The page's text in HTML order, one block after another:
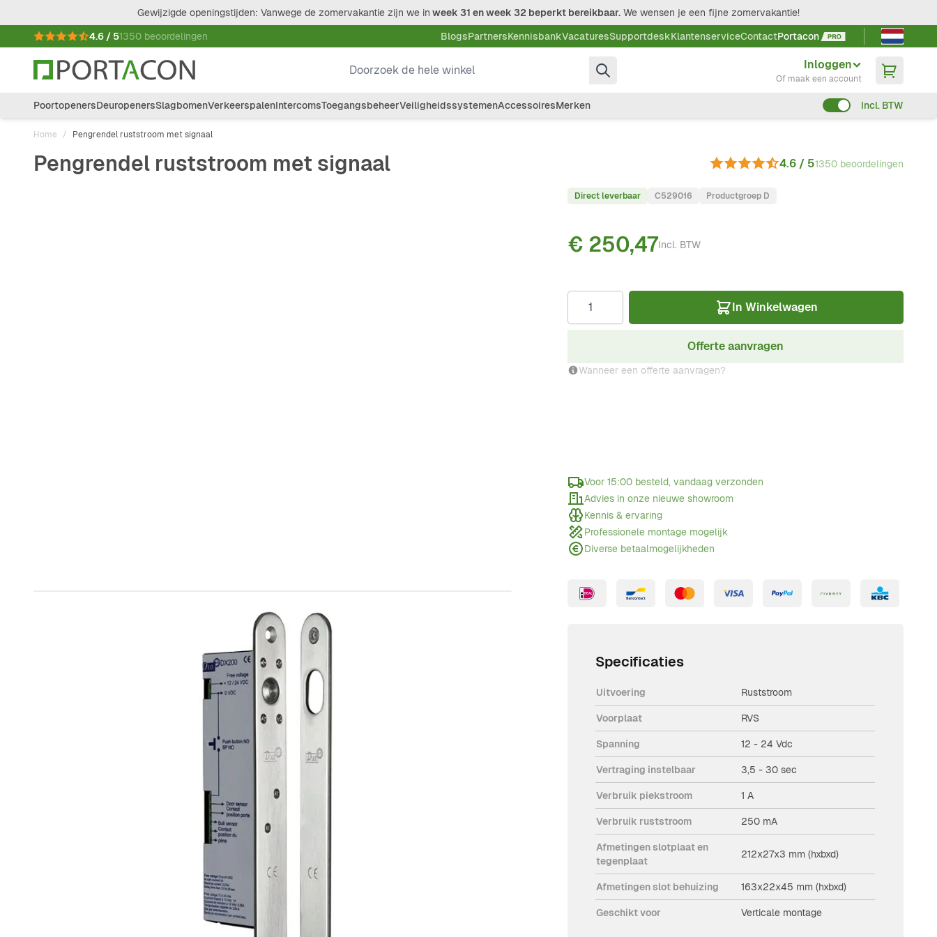
Gewijzigde openingstijden: Vanwege de zomervakantie zijn we in week 31 en week 32 beperkt bereikbaar. We wensen je een fijne zomervakantie!
4.6 / 51350 beoordelingen BlogsPartnersKennisbankVacaturesSupportdeskKlantenserviceContactPortacon
Taal kiezen
Doorzoek de hele winkel
Inloggen
Of maak een account
PoortopenersDeuropenersSlagbomenVerkeerspalenIntercomsToegangsbeheerVeiligheidssystemenAccessoiresMerken Incl. BTW
Home / Pengrendel ruststroom met signaal
Pengrendel ruststroom met signaal 4.6 / 51350 beoordelingen
Direct leverbaar C529016 Productgroep D
Incl. BTW
€ 250,47
In Winkelwagen
Offerte aanvragen
Wanneer een offerte aanvragen?
Voor 15:00 besteld, vandaag verzonden
Advies in onze nieuwe showroom
Kennis & ervaring
Professionele montage mogelijk
Diverse betaalmogelijkheden
Automatisch blokkerende pengrendel DX200I met een diameter van 14 mm. Het slot wordt
ontgrendeld door stroomonderbreking. Met signaal dat de positie van pen en deur aangeeft.
identieke voorplaten, schroefklemmen en smalle afmeting.
De pen draait vrij los om doorzagen te voorkomen wanneer deze gesloten is. Als optie is de
behuizing voor pengrendel en sluitplaat
C530018
Specificaties
Uitvoering Ruststroom
Voorplaat RVS
Spanning 12 - 24 Vdc
Vertraging instelbaar 3,5 - 30 sec
Verbruik piekstroom 1 A
Verbruik ruststroom 250 mA
Afmetingen slotplaat en
tegenplaat
212x27x3 mm (hxbxd)
Afmetingen slot behuizing 163x22x45 mm (hxbxd)
Geschikt voor Verticale montage